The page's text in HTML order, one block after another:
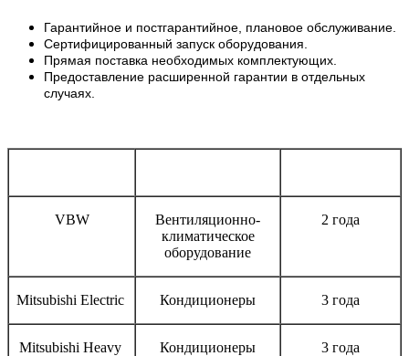
Гарантийное и постгарантийное, плановое обслуживание.
Сертифицированный запуск оборудования.
Прямая поставка необходимых комплектующих.
Предоставление расширенной гарантии в отдельных
случаях.
VBW
Вентиляционно-
климатическое
оборудование
2 года
Mitsubishi Electric Кондиционеры 3 года
Mitsubishi Heavy Кондиционеры 3 года